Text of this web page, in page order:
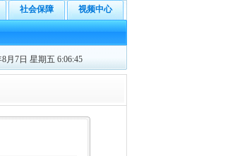
社会保障 视频中心
查询人才库信息！
8月7日 星期五 6:06:45